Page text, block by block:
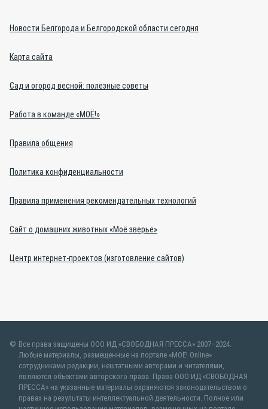
Новости Белгорода и Белгородской области сегодня
Карта сайта
Сад и огород весной: полезные советы
Работа в команде «МОЁ!»
Правила общения
Политика конфиденциальности
Правила применения рекомендательных технологий
Сайт о домашних животных «Моё зверьё»
Центр интернет-проектов (изготовление сайтов)
Все права защищены ООО ИД «СВОБОДНАЯ ПРЕССА» 2007–2024.
Любые материалы, размещенные на портале «МОЁ! Online»
сотрудниками редакции, нештатными авторами и читателями,
являются объектами авторского права. Права ООО ИД «СВОБОДНАЯ
ПРЕССА» на указанные материалы охраняются законодательством о
правах на результаты интеллектуальной деятельности. Полное или